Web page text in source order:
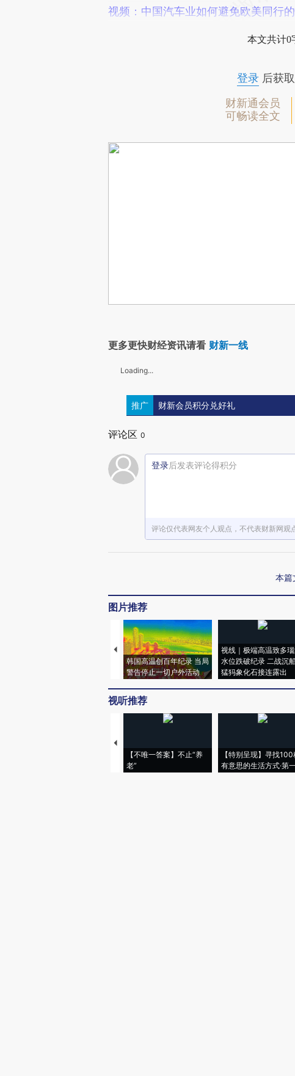
视频：中国汽车业如何避免欧美同行
本文共计0
登录后获取
财新通会员
可畅读全文
更多更快财经资讯请看 财新一线
Loading...
推广 财新会员积分兑好礼
评论区 0
登录后发表评论得积分
评论仅代表网友个人观点，不代表财新网观
本篇
图片推荐
韩国高温创百年纪录 当局
警告停止一切户外活动
视线｜极端高温致多
水位跌破纪录 二战沉
猛犸象化石接连露出
视听推荐
【不唯一答案】不止“养
老”
【特别呈现】寻找100
有意思的生活方式·第